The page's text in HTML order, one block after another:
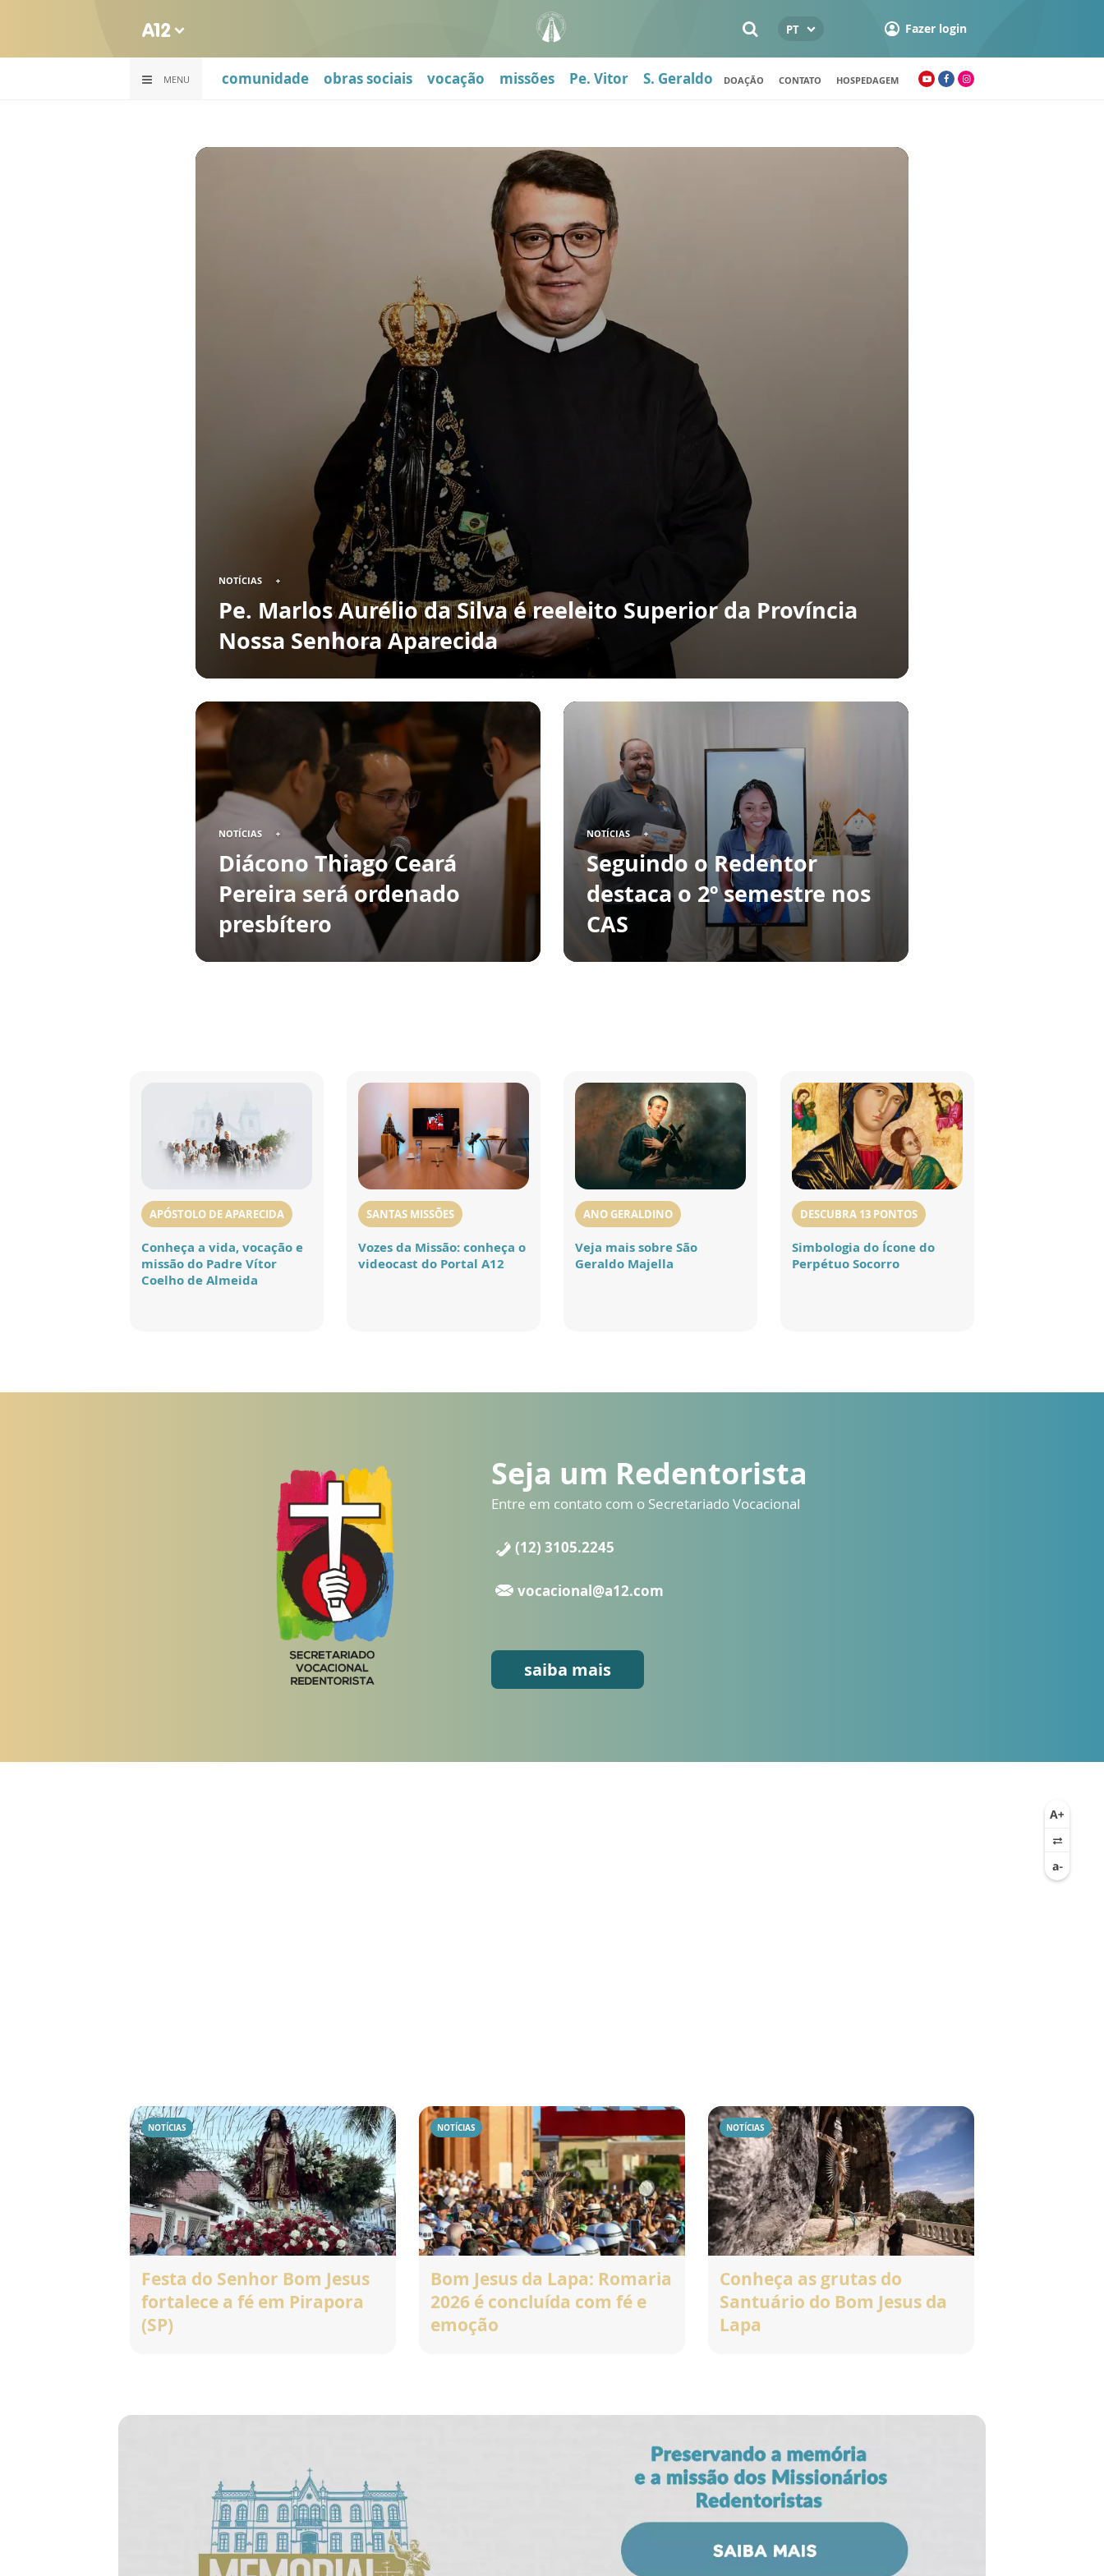
PT Fazer login
MENU comunidade obras sociais vocação missões Pe. Vitor S. Geraldo DOAÇÃO CONTATO HOSPEDAGEM
NOTÍCIAS
Pe. Marlos Aurélio da Silva é reeleito Superior da Província
Nossa Senhora Aparecida
NOTÍCIAS
Diácono Thiago Ceará
Pereira será ordenado
presbítero
NOTÍCIAS
Seguindo o Redentor
destaca o 2º semestre nos
CAS
APÓSTOLO DE APARECIDA
Conheça a vida, vocação e
missão do Padre Vítor
Coelho de Almeida
SANTAS MISSÕES
Vozes da Missão: conheça o
videocast do Portal A12
DESCUBRA 13 PONTOS
Simbologia do Ícone do
Perpétuo Socorro
ANO GERALDINO
Veja mais sobre São
Geraldo Majella
Seja um Redentorista
Entre em contato com o Secretariado Vocacional
(12) 3105.2245
vocacional@a12.com
saiba mais
NOTÍCIAS
Festa do Senhor Bom Jesus
fortalece a fé em Pirapora
(SP)
NOTÍCIAS
Bom Jesus da Lapa: Romaria
2026 é concluída com fé e
emoção
NOTÍCIAS
Conheça as grutas do
Santuário do Bom Jesus da
Lapa